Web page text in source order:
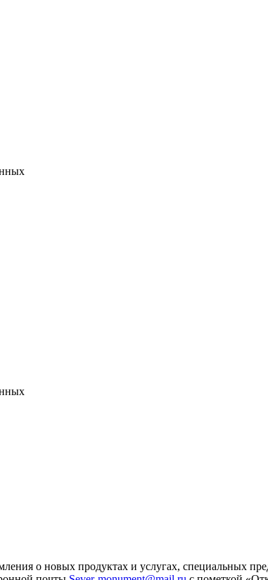
о новых продуктах и услугах, специальных